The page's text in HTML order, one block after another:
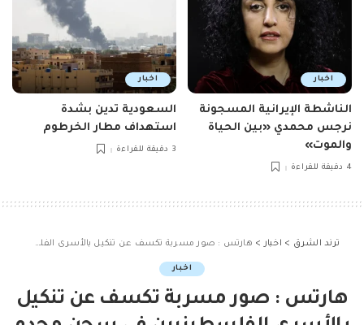
اخبار
الناشطة الإيرانية المسجونة
نرجس محمدي «بين الحياة
والموت»
4 دقيقة للقراءة
اخبار
السعودية تدين بشدة
استهداف مطار الخرطوم
3 دقيقة للقراءة
ترند الشرق > اخبار > هارتس : صور مسربة تكسف عن تنكيل بالأسرى الفلسطينيين في سجن مجدو
اخبار
هارتس : صور مسربة تكسف عن تنكيل